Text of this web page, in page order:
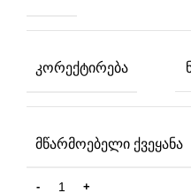
ᲙᲝᲠᲔᲥᲢᲘᲠᲔᲑᲐ
ᲛᲬᲐᲠᲛᲝᲔᲑᲔᲚᲘ ᲥᲕᲔᲧᲐᲜᲐ